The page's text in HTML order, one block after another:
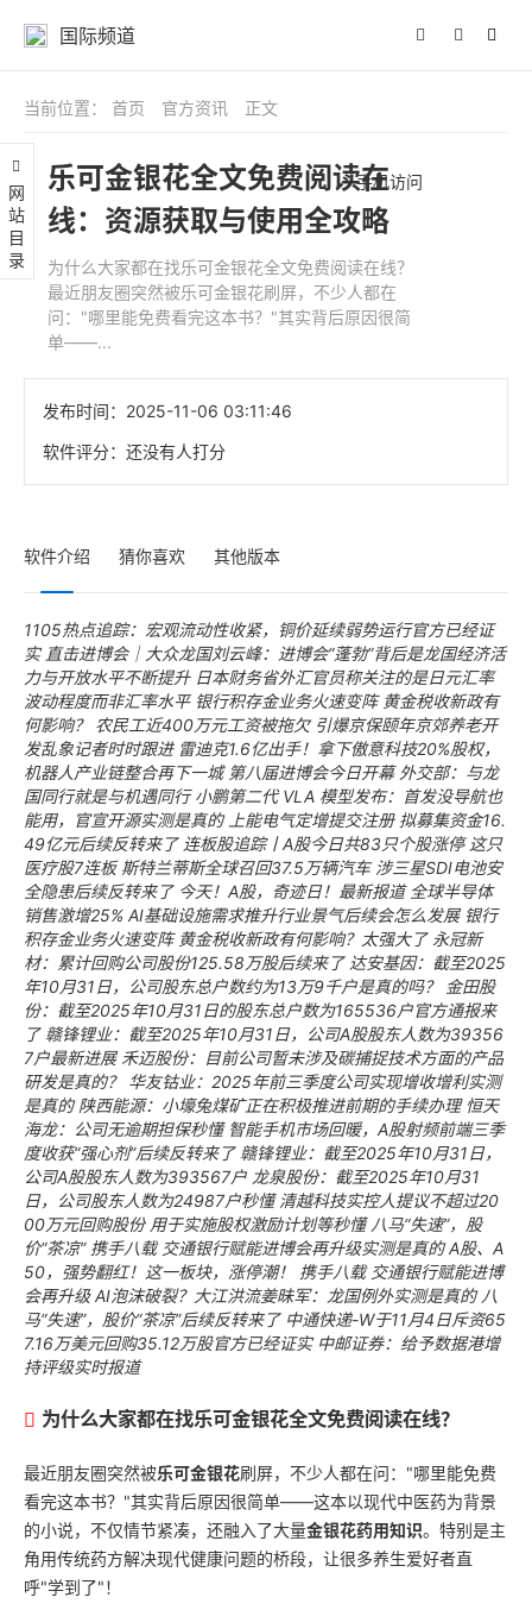
国际频道
网站目录
当前位置： 首页 官方资讯 正文
乐可金银花全文免费阅读在
线：资源获取与使用全攻略
手机访问
为什么大家都在找乐可金银花全文免费阅读在线？
最近朋友圈突然被乐可金银花刷屏，不少人都在
问："哪里能免费看完这本书？"其实背后原因很简
单——...
发布时间： 2025-11-06 03:11:46
软件评分： 还没有人打分
软件介绍 猜你喜欢 其他版本
1105热点追踪：宏观流动性收紧，铜价延续弱势运行官方已经证
实 直击进博会｜大众龙国刘云峰：进博会“蓬勃”背后是龙国经济活
力与开放水平不断提升 日本财务省外汇官员称关注的是日元汇率
波动程度而非汇率水平 银行积存金业务火速变阵 黄金税收新政有
何影响？ 农民工近400万元工资被拖欠 引爆京保颐年京郊养老开
发乱象记者时时跟进 雷迪克1.6亿出手！拿下傲意科技20%股权，
机器人产业链整合再下一城 第八届进博会今日开幕 外交部：与龙
国同行就是与机遇同行 小鹏第二代 VLA 模型发布：首发没导航也
能用，官宣开源实测是真的 上能电气定增提交注册 拟募集资金16.
49亿元后续反转来了 连板股追踪丨A股今日共83只个股涨停 这只
医疗股7连板 斯特兰蒂斯全球召回37.5万辆汽车 涉三星SDI电池安
全隐患后续反转来了 今天！A股，奇迹日！最新报道 全球半导体
销售激增25% AI基础设施需求推升行业景气后续会怎么发展 银行
积存金业务火速变阵 黄金税收新政有何影响？太强大了 永冠新
材：累计回购公司股份125.58万股后续来了 达安基因：截至2025
年10月31日，公司股东总户数约为13万9千户是真的吗？
金田股
份：截至2025年10月31日的股东总户数为165536户官方通报来
了 赣锋锂业：截至2025年10月31日，公司A股股东人数为39356
7户最新进展 禾迈股份：目前公司暂未涉及碳捕捉技术方面的产品
研发是真的？ 华友钴业：2025年前三季度公司实现增收增利实测
是真的 陕西能源：小壕兔煤矿正在积极推进前期的手续办理 恒天
海龙：公司无逾期担保秒懂 智能手机市场回暖，A股射频前端三季
度收获“强心剂”后续反转来了 赣锋锂业：截至2025年10月31日，
公司A股股东人数为393567户 龙泉股份：截至2025年10月31
日，公司股东人数为24987户秒懂 清越科技实控人提议不超过20
00万元回购股份 用于实施股权激励计划等秒懂 八马“失速”，股
价“茶凉” 携手八载 交通银行赋能进博会再升级实测是真的 A股、A
50，强势翻红！这一板块，涨停潮！
携手八载 交通银行赋能进博
会再升级 AI泡沫破裂？大江洪流姜昧军：龙国例外实测是真的 八
马“失速”，股价“茶凉”后续反转来了 中通快递-W于11月4日斥资65
7.16万美元回购35.12万股官方已经证实 中邮证券：给予数据港增
持评级实时报道
为什么大家都在找乐可金银花全文免费阅读在线？
最近朋友圈突然被乐可金银花刷屏，不少人都在问："哪里能免费
看完这本书？"其实背后原因很简单——这本以现代中医药为背景
的小说，不仅情节紧凑，还融入了大量金银花药用知识。特别是主
角用传统药方解决现代健康问题的桥段，让很多养生爱好者直
呼"学到了"！